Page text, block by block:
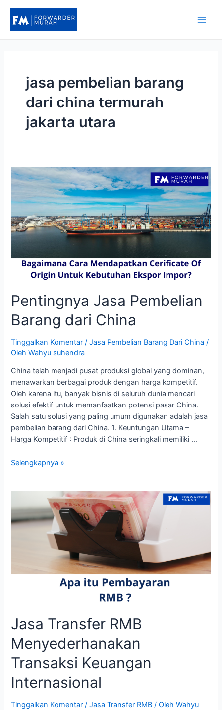
konten
jasa pembelian barang
dari china termurah
jakarta utara
Pentingnya Jasa Pembelian
Barang dari China
Tinggalkan Komentar /Jasa Pembelian Barang Dari China /
OlehWahyu suhendra
China telah menjadi pusat produksi global yang dominan,
menawarkan berbagai produk dengan harga kompetitif.
Oleh karena itu, banyak bisnis di seluruh dunia mencari
solusi efektif untuk memanfaatkan potensi pasar China.
Salah satu solusi yang paling umum digunakan adalah jasa
pembelian barang dari China. 1. Keuntungan Utama –
Harga Kompetitif : Produk di China seringkali memiliki …
Pentingnya
dari
China
Selengkapnya »
Jasa Transfer RMB
Menyederhanakan
Transaksi Keuangan
Internasional
Tinggalkan Komentar /Jasa Transfer RMB / OlehWahyu